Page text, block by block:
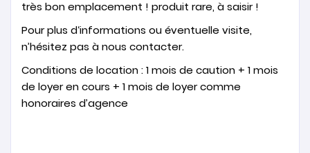
très bon emplacement ! produit rare, à saisir !
Pour plus d‘informations ou éventuelle visite,
n’hésitez pas à nous contacter.
Conditions de location : 1 mois de caution + 1 mois
de loyer en cours + 1 mois de loyer comme
honoraires d’agence